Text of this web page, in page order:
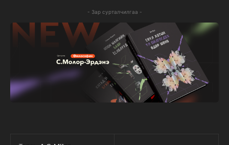
- Зар сурталчилгаа -